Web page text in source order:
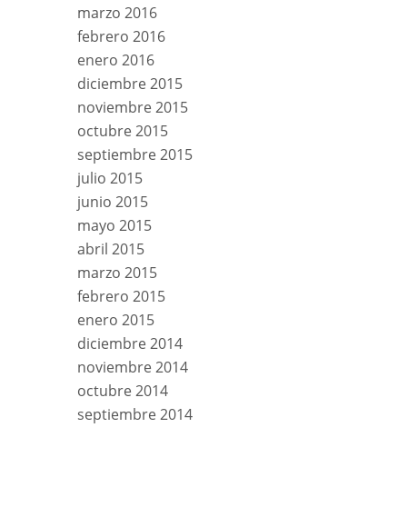
marzo 2016
febrero 2016
enero 2016
diciembre 2015
noviembre 2015
octubre 2015
septiembre 2015
julio 2015
junio 2015
mayo 2015
abril 2015
marzo 2015
febrero 2015
enero 2015
diciembre 2014
noviembre 2014
octubre 2014
septiembre 2014